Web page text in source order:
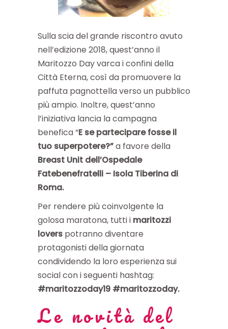
Sulla scia del grande riscontro avuto
nell’edizione 2018, quest’anno il
Maritozzo Day varca i confini della
Città Eterna, così da promuovere la
paffuta pagnottella verso un pubblico
più ampio. Inoltre, quest’anno
l’iniziativa lancia la campagna
benefica “E se partecipare fosse il
tuo superpotere?”a favore della
Breast Unit dell’Ospedale
Fatebenefratelli – Isola Tiberina di
Roma.
Per rendere più coinvolgente la
golosa maratona, tutti i maritozzi
lovers potranno diventare
protagonisti della giornata
condividendo la loro esperienza sui
social con i seguenti hashtag:
#maritozzoday19 #maritozzoday.
Le novità del